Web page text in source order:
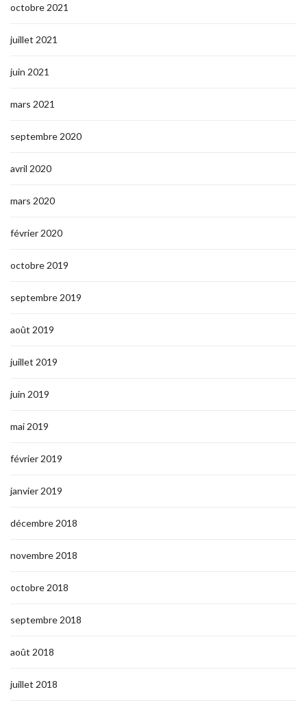
octobre 2021
juillet 2021
juin 2021
mars 2021
septembre 2020
avril 2020
mars 2020
février 2020
octobre 2019
septembre 2019
août 2019
juillet 2019
juin 2019
mai 2019
février 2019
janvier 2019
décembre 2018
novembre 2018
octobre 2018
septembre 2018
août 2018
juillet 2018